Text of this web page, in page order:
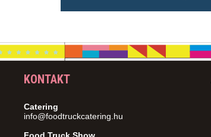
KONTAKT
Catering
info@foodtruckcatering.hu
Food Truck Show